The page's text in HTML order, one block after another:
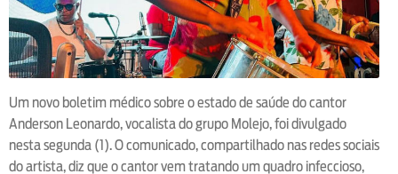
Um novo boletim médico sobre o estado de saúde do cantor
Anderson Leonardo, vocalista do grupo Molejo, foi divulgado
nesta segunda (1). O comunicado, compartilhado nas redes sociais
do artista, diz que o cantor vem tratando um quadro infeccioso,